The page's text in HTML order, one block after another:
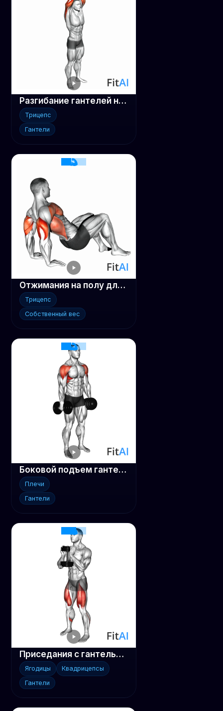
Разгибание гантелей на трицепс стоя
Трицепс
Гантели
Отжимания на полу для трицепса
Трицепс
Собственный вес
Боковой подъем гантелей стоя
Плечи
Гантели
Приседания с гантелью 'бокал'
Ягодицы
Квадрицепсы
Гантели